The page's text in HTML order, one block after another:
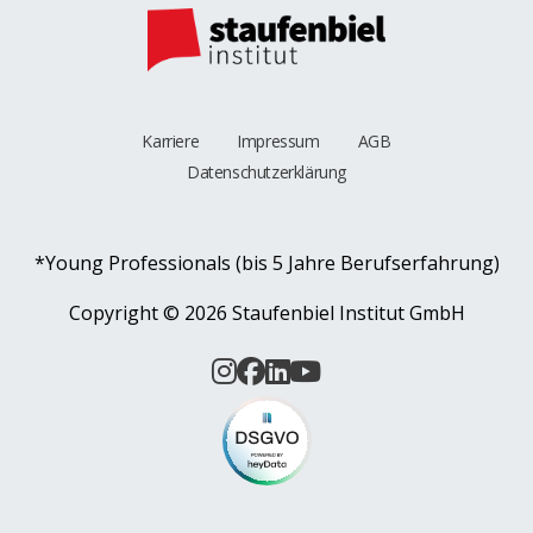
Karriere Impressum
AGB
Datenschutzerklärung
*Young Professionals (bis 5 Jahre Berufserfahrung)
Copyright © 2026 Staufenbiel Institut GmbH